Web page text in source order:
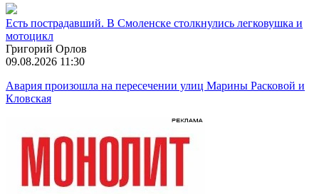
Есть пострадавший. В Смоленске столкнулись легковушка и
мотоцикл
Григорий Орлов
09.08.2026 11:30
Авария произошла на пересечении улиц Марины Расковой и
Кловская